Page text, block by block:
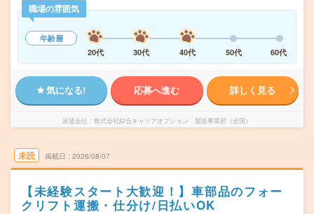
職場の雰囲気
年齢層
20代
30代 40代 50代 60代
気になる! 応募へ進む 詳しく見る
派遣会社 株式会社綜合キャリアオプション 製造事業部（全国）
未読 掲載日 2026/08/07
【未経験スタート大歓迎！】車部品のフォー
クリフト運搬・仕分け/日払いOK